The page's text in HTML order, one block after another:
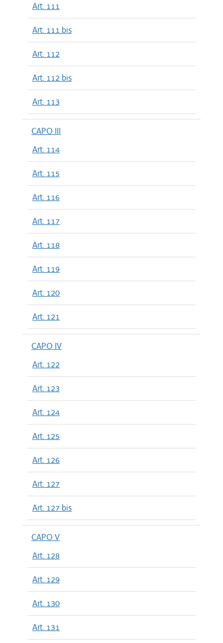
Art. 111
Art. 111 bis
Art. 112
Art. 112 bis
Art. 113
CAPO III
Art. 114
Art. 115
Art. 116
Art. 117
Art. 118
Art. 119
Art. 120
Art. 121
CAPO IV
Art. 122
Art. 123
Art. 124
Art. 125
Art. 126
Art. 127
Art. 127 bis
CAPO V
Art. 128
Art. 129
Art. 130
Art. 131